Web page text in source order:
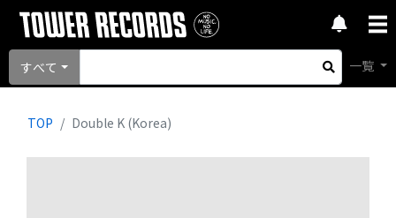
すべて 一覧
TOP Double K (Korea)